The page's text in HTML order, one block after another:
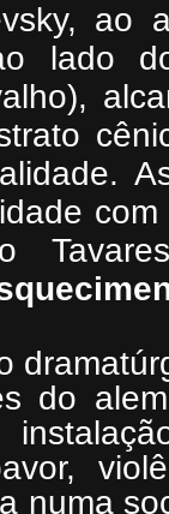
ao
lado
do
numa